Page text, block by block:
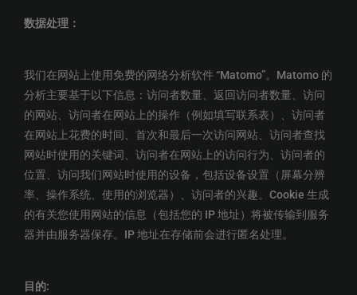
数据处理：
我们在网站上使用免费的网络分析软件 “Matomo”。Matomo 的
分析主要基于以下信息：访问者数量、返回访问者数量、访问
的网站、访问者在网站上的操作（例如填写联系表）、访问者
在网站上花费的时间、首次和最后一次访问网站、访问者查找
网站时使用的关键词、访问者在网站上的访问行为、访问者的
位置、访问我们网站时使用的设备，包括设备设置（屏幕分辨
率、操作系统、使用的浏览器）、访问者的兴趣。Cookie 生成
的有关您使用网站的信息（包括您的 IP 地址）将被传输到服务
器并由服务器保存。IP 地址在存储前会进行匿名处理。
目的: